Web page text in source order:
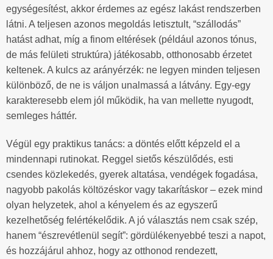
egységesítést, akkor érdemes az egész lakást rendszerben
látni. A teljesen azonos megoldás letisztult, “szállodás”
hatást adhat, míg a finom eltérések (például azonos tónus,
de más felületi struktúra) játékosabb, otthonosabb érzetet
keltenek. A kulcs az arányérzék: ne legyen minden teljesen
különböző, de ne is váljon unalmassá a látvány. Egy-egy
karakteresebb elem jól működik, ha van mellette nyugodt,
semleges háttér.
Végül egy praktikus tanács: a döntés előtt képzeld el a
mindennapi rutinokat. Reggel sietős készülődés, esti
csendes közlekedés, gyerek altatása, vendégek fogadása,
nagyobb pakolás költözéskor vagy takarításkor – ezek mind
olyan helyzetek, ahol a kényelem és az egyszerű
kezelhetőség felértékelődik. A jó választás nem csak szép,
hanem “észrevétlenül segít”: gördülékenyebbé teszi a napot,
és hozzájárul ahhoz, hogy az otthonod rendezett,